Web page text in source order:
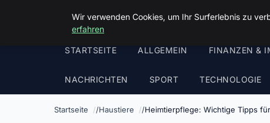
Malzminden
STARTSEITE ALLGEMEIN FINANZEN &
NACHRICHTEN SPORT TECHNOLOGIE
Startseite Haustiere Heimtierpflege: Wichtige Tipps
Wir verwenden Cookies, um Ihr Surferlebnis zu
erfahren